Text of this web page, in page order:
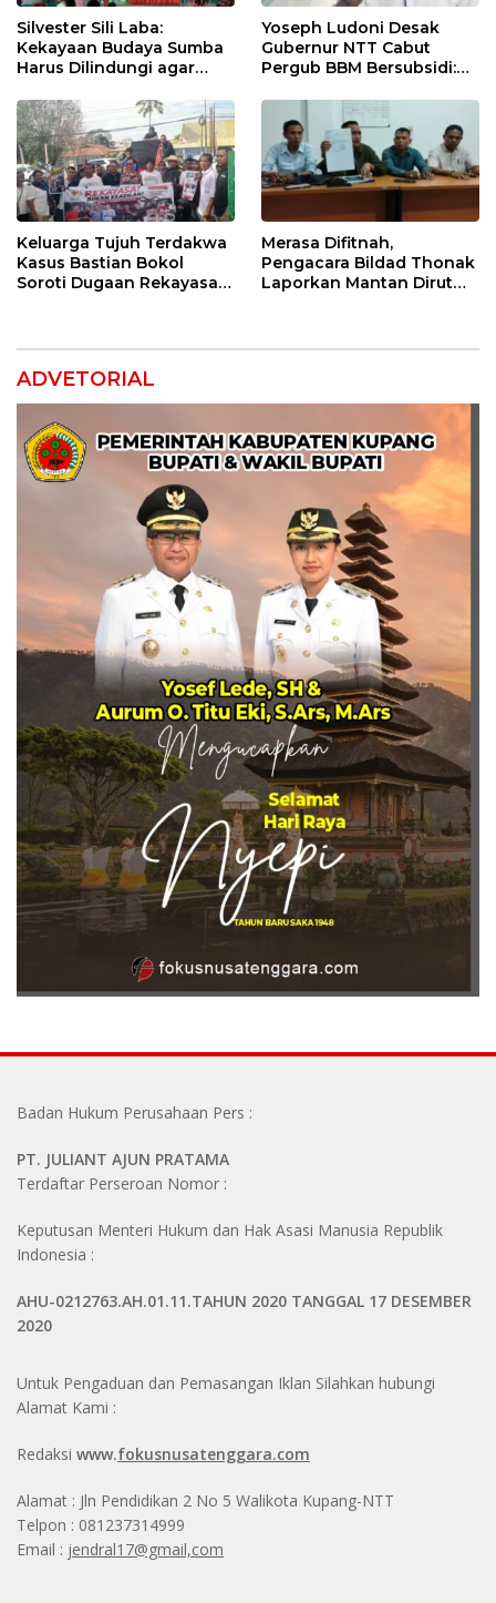
Silvester Sili Laba:
Kekayaan Budaya Sumba
Harus Dilindungi agar
Yoseph Ludoni Desak
Gubernur NTT Cabut
Pergub BBM Bersubsidi:
Tagih Pajak
Keluarga Tujuh Terdakwa
Kasus Bastian Bokol
Soroti Dugaan Rekayasa
Merasa Difitnah,
Pengacara Bildad Thonak
Laporkan Mantan Dirut
ADVETORIAL
Badan Hukum Perusahaan Pers :
PT. JULIANT AJUN PRATAMA
Terdaftar Perseroan Nomor :
Keputusan Menteri Hukum dan Hak Asasi Manusia Republik
Indonesia :
AHU-0212763.AH.01.11.TAHUN 2020 TANGGAL 17 DESEMBER
2020
Untuk Pengaduan dan Pemasangan Iklan Silahkan hubungi
Alamat Kami :
Redaksi www.fokusnusatenggara.com
Alamat : Jln Pendidikan 2 No 5 Walikota Kupang-NTT
Telpon : 081237314999
Email : jendral17@gmail,com